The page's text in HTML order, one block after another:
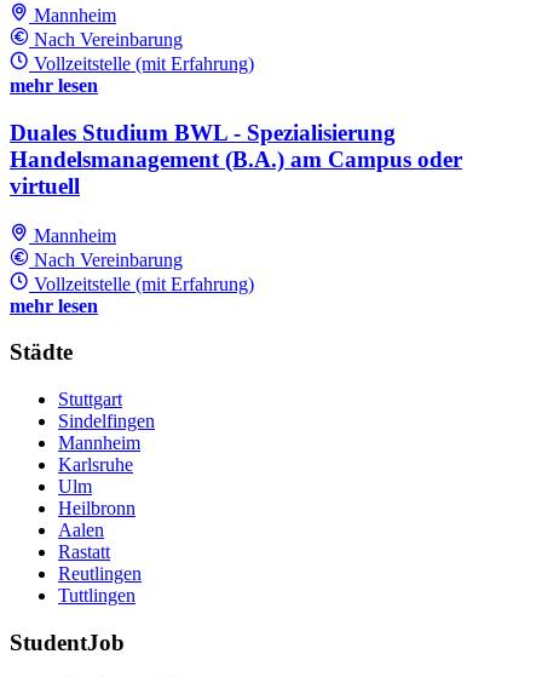
Mannheim
Nach Vereinbarung
Vollzeitstelle (mit Erfahrung)
mehr lesen
Duales Studium BWL - Spezialisierung
Handelsmanagement (B.A.) am Campus oder
virtuell
Mannheim
Nach Vereinbarung
Vollzeitstelle (mit Erfahrung)
mehr lesen
Städte
Stuttgart
Sindelfingen
Mannheim
Karlsruhe
Ulm
Heilbronn
Aalen
Rastatt
Reutlingen
Tuttlingen
StudentJob